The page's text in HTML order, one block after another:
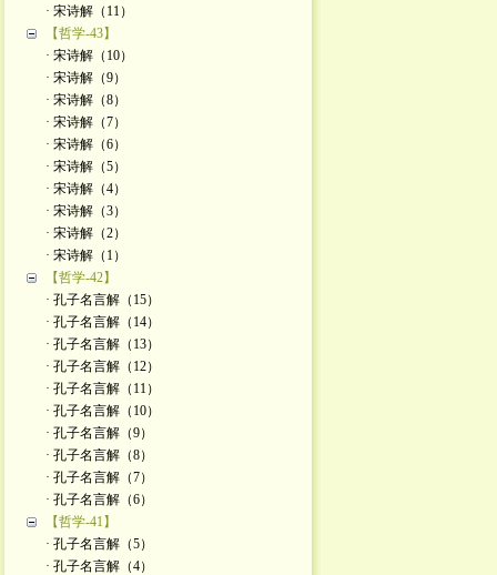
· 宋诗解（11）
【哲学-43】
· 宋诗解（10）
· 宋诗解（9）
· 宋诗解（8）
· 宋诗解（7）
· 宋诗解（6）
· 宋诗解（5）
· 宋诗解（4）
· 宋诗解（3）
· 宋诗解（2）
· ​宋诗解（1）
【哲学-42】
· 孔子名言解（15）
· 孔子名言解（14）
· 孔子名言解（13）
· 孔子名言解（12）
· 孔子名言解（11）
· 孔子名言解（10）
· 孔子名言解（9）
· 孔子名言解（8）
· 孔子名言解（7）
· 孔子名言解（6）
【哲学-41】
· 孔子名言解（5）
· 孔子名言解（4）